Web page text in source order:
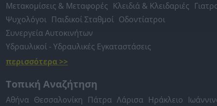
Μετακομίσεις & Μεταφορές Κλειδιά & Κλειδαριές
Ψυχολόγοι Παιδικοί Σταθμοί Οδοντίατροι
Συνεργεία Αυτοκινήτων
Υδραυλικοί - Υδραυλικές Εγκαταστάσεις
περισσότερα >>
Τοπική Αναζήτηση
Αθήνα Θεσσαλονίκη Πάτρα Λάρισα Ηράκλειο